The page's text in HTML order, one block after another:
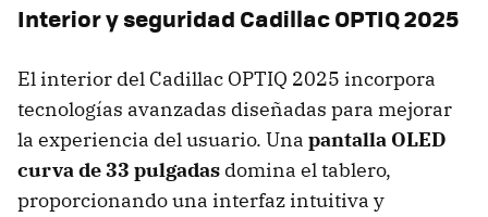
Interior y seguridad Cadillac OPTIQ 2025
El interior del Cadillac OPTIQ 2025 incorpora
tecnologías avanzadas diseñadas para mejorar
la experiencia del usuario. Una pantalla OLED
curva de 33 pulgadas domina el tablero,
proporcionando una interfaz intuitiva y